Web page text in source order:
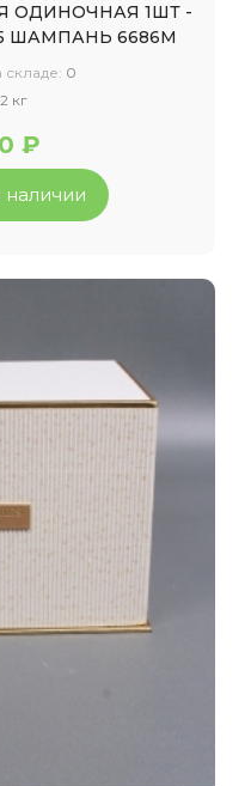
ОДИНОЧНАЯ 1ШТ -
ШАМПАНЬ 6686М
складе: 0
кг
₽
наличии